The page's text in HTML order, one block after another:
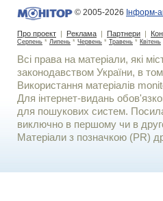
© 2005-2026 Інформ-
Про проект | Реклама | Партнери |
Серпень * Липень * Червень * Травень * Квітень
Всі права на матеріали, які
законодавством України, в
Використання матерiалiв
Для iнтернет-видань
для пошукових систем.
виключно в першому чи в
Матеріали з позначкою (PR)